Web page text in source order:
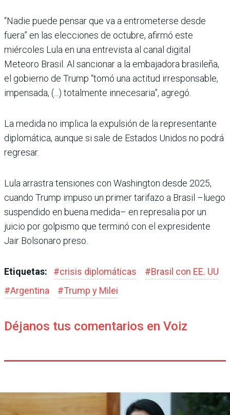
“Nadie puede pensar que va a entrometerse desde
fuera” en las elecciones de octubre, afirmó este
miércoles Lula en una entrevista al canal digital
Meteoro Brasil. Al sancionar a la embajadora brasileña,
el gobierno de Trump “tomó una actitud irresponsable,
impen­sada, (...) totalmente innecesa­ria”, agregó.
La medida no implica la expul­sión de la representante
diplo­mática, aunque si sale de Esta­dos Unidos no podrá
regresar.
Lula arrastra tensiones con Washington desde 2025,
cuando Trump impuso un pri­mer tarifazo a Brasil –luego
suspendido en buena medida– en represalia por un
juicio por golpismo que terminó con el expresidente
Jair Bolsonaro preso.
Etiquetas: #crisis diplomáticas #Brasil con EE. UU
#Argentina #Trump y Milei
Déjanos tus comentarios en Voiz